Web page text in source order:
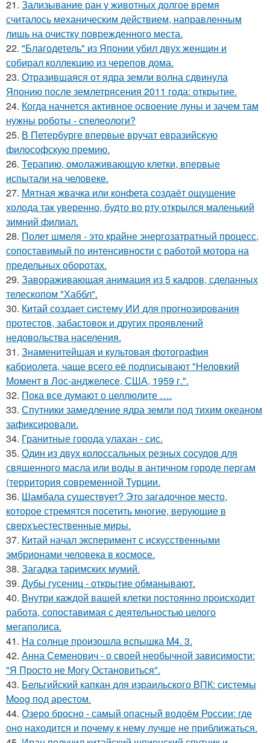
21. Зализывание ран у животных долгое время
считалось механическим действием, направленным
лишь на очистку поврежденного места.
22. "Благодетель" из Японии убил двух женщин и
собирал коллекцию из черепов дома.
23. Отразившаяся от ядра земли волна сдвинула
Японию после землетрясения 2011 года: открытие.
24. Когда начнется активное освоение луны и зачем там
нужны роботы - спелеологи?
25. В Петербурге впервые вручат евразийскую
философскую премию.
26. Терапию, омолаживающую клетки, впервые
испытали на человеке.
27. Мятная жвачка или конфета создаёт ощущение
холода так уверенно, будто во рту открылся маленький
зимний филиал.
28. Полет шмеля - это крайне энергозатратный процесс,
сопоставимый по интенсивности с работой мотора на
предельных оборотах.
29. Завораживающая анимация из 5 кадров, сделанных
телескопом "Хаббл".
30. Китай создает систему ИИ для прогнозирования
протестов, забастовок и других проявлений
недовольства населения.
31. Знаменитейшая и культовая фотография
кабриолета, чаще всего её подписывают "Неловкий
Момент в Лос-анджелесе, США, 1959 г.".
32. Пока все думают о целлюлите ….
33. Спутники замедление ядра земли под тихим океаном
зафиксировали.
34. Гранитные города улахан - сис.
35. Один из двух колоссальных резных сосудов для
священного масла или воды в античном городе пергам
(территория современной Турции.
36. Шамбала существует? Это загадочное место,
которое стремятся посетить многие, верующие в
сверхъестественные миры.
37. Китай начал эксперимент с искусственными
эмбрионами человека в космосе.
38. Загадка таримских мумий.
39. Дубы гусениц - открытие обманывают.
40. Внутри каждой вашей клетки постоянно происходит
работа, сопоставимая с деятельностью целого
мегаполиса.
41. На солнце произошла вспышка M4. 3.
42. Анна Семенович - о своей необычной зависимости:
"Я Просто не Могу Остановиться".
43. Бельгийский капкан для израильского ВПК: системы
Moog под арестом.
44. Озеро бросно - самый опасный водоём России: где
оно находится и почему к нему лучше не приближаться.